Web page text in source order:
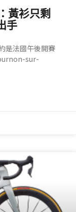
黃衫只剩
手
是法國午後開賽
sur-